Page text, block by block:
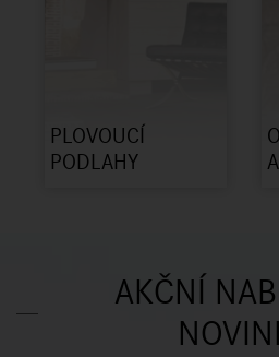
PLOVOUCÍ
PODLAHY
AKČNÍ